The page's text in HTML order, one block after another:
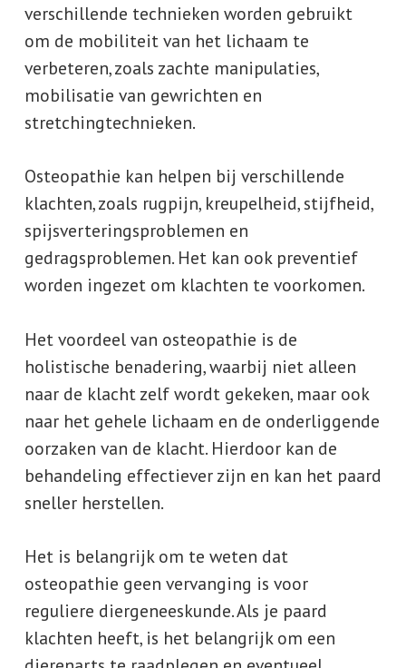
verschillende technieken worden gebruikt
om de mobiliteit van het lichaam te
verbeteren, zoals zachte manipulaties,
mobilisatie van gewrichten en
stretchingtechnieken.
Osteopathie kan helpen bij verschillende
klachten, zoals rugpijn, kreupelheid, stijfheid,
spijsverteringsproblemen en
gedragsproblemen. Het kan ook preventief
worden ingezet om klachten te voorkomen.
Het voordeel van osteopathie is de
holistische benadering, waarbij niet alleen
naar de klacht zelf wordt gekeken, maar ook
naar het gehele lichaam en de onderliggende
oorzaken van de klacht. Hierdoor kan de
behandeling effectiever zijn en kan het paard
sneller herstellen.
Het is belangrijk om te weten dat
osteopathie geen vervanging is voor
reguliere diergeneeskunde. Als je paard
klachten heeft, is het belangrijk om een